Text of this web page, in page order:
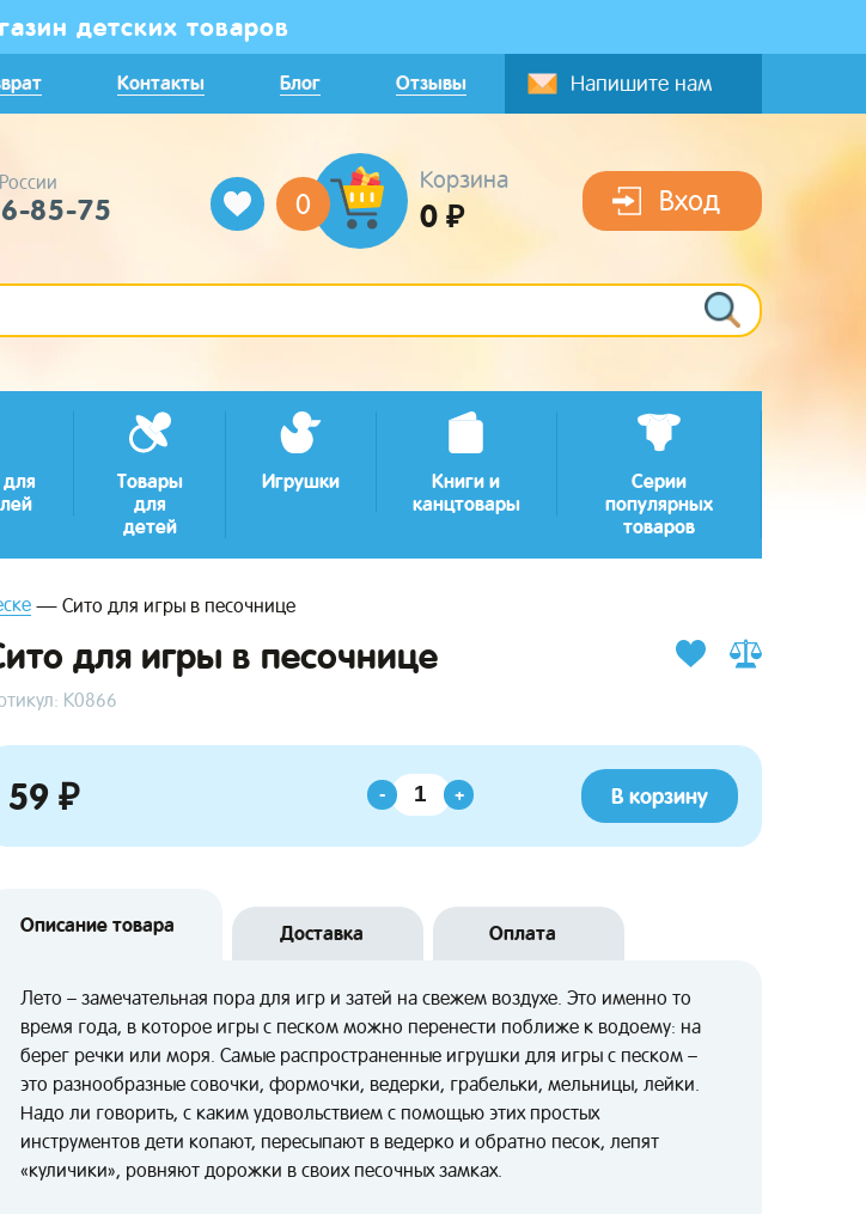
детских товаров
Контакты Блог Отзывы Напишите нам
85-75 0
Корзина
0 ₽ Вход
Товары
для
детей
Игрушки
Книги и
канцтовары
Серии
популярных
товаров
Сито для игры в песочнице
для игры в песочнице
К0866
59 ₽ - + В корзину
Описание товара Доставка Оплата
Лето – замечательная пора для игр и затей на свежем воздухе. Это именно то
время года, в которое игры с песком можно перенести поближе к водоему: на
берег речки или моря. Самые распространенные игрушки для игры с песком –
это разнообразные совочки, формочки, ведерки, грабельки, мельницы, лейки.
Надо ли говорить, с каким удовольствием с помощью этих простых
инструментов дети копают, пересыпают в ведерко и обратно песок, лепят
«куличики», ровняют дорожки в своих песочных замках.